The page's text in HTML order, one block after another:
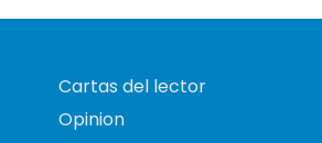
Cartas del lector
Opinion